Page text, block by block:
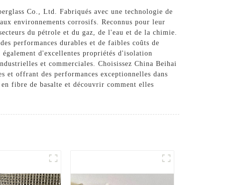
Co., Ltd. Fabriqués avec une technologie de
environnements corrosifs. Reconnus pour leur
du pétrole et du gaz, de l'eau et de la chimie.
performances durables et de faibles coûts de
d'excellentes propriétés d'isolation
et commerciales. Choisissez China Beihai
et offrant des performances exceptionnelles dans
fibre de basalte et découvrir comment elles